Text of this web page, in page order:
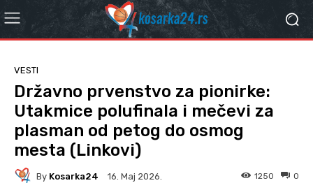
VESTI
Državno prvenstvo za pionirke:
Utakmice polufinala i mečevi za
plasman od petog do osmog
mesta (Linkovi)
By Kosarka24 16. Мај 2026. 0
1250